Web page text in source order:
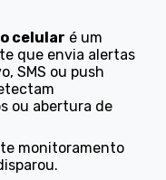
celular é um
que envia alertas
SMS ou push
ou abertura de
monitoramento